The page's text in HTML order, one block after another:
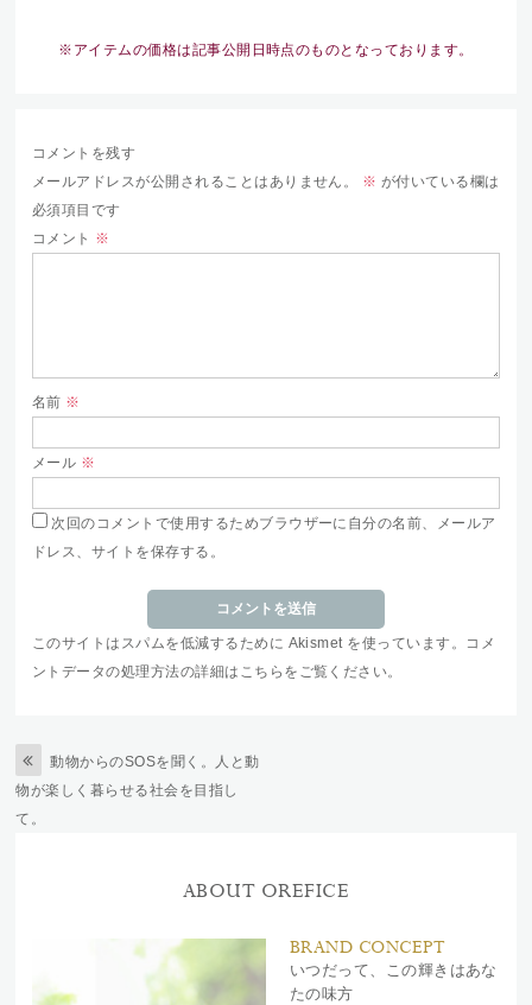
※アイテムの価格は記事公開日時点のものとなっております。
コメントを残す
メールアドレスが公開されることはありません。
※ が付いている欄は
必須項目です
コメント ※
名前 ※
メール ※
次回のコメントで使用するためブラウザーに自分の名前、メールア
ドレス、サイトを保存する。
このサイトはスパムを低減するために Akismet を使っています。
コメ
ントデータの処理方法の詳細はこちらをご覧ください。
動物からのSOSを聞く。人と動
物が楽しく暮らせる社会を目指し
て。
ABOUT OREFICE
BRAND CONCEPT
いつだって、この輝きはあな
たの味方